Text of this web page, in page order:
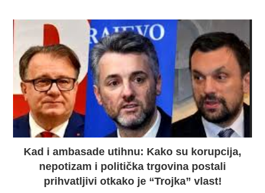
Kad i ambasade utihnu: Kako su korupcija,
nepotizam i politička trgovina postali
prihvatljivi otkako je “Trojka” vlast!